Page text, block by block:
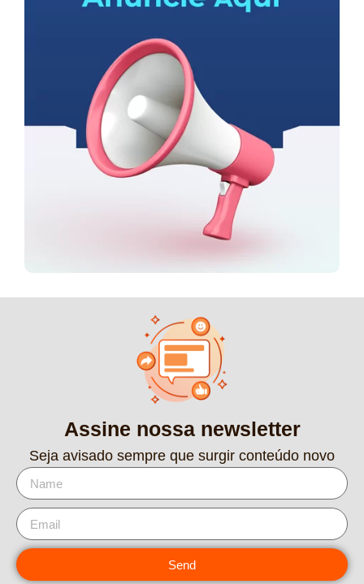
Assine nossa newsletter
Seja avisado sempre que surgir conteúdo novo
Send